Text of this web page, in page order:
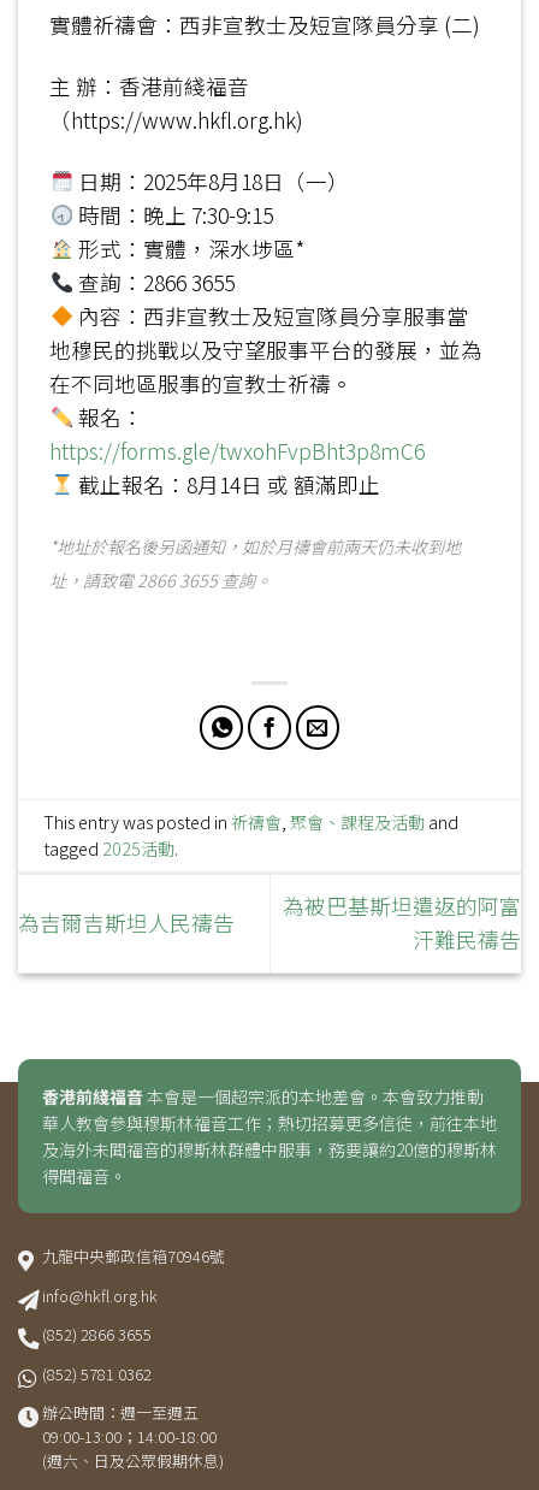
實體祈禱會：西非宣教士及短宣隊員分享 (二)
主 辦：香港前綫福音
（https://www.hkfl.org.hk)
日期：2025年8月18日（一）
時間：晚上 7:30-9:15
形式：實體，深水埗區*
查詢：2866 3655
內容：西非宣教士及短宣隊員分享服事當
地穆民的挑戰以及守望服事平台的發展，並為
在不同地區服事的宣教士祈禱。
報名：
https://forms.gle/twxohFvpBht3p8mC6
截止報名：8月14日 或 額滿即止
*地址於報名後另函通知，如於月禱會前兩天仍未收到地
址，請致電 2866 3655 查詢。
This entry was posted in祈禱會 ,聚會、課程及活動 and
tagged 2025活動.
為吉爾吉斯坦人民禱告
為被巴基斯坦遣返的阿富
汗難民禱告
香港前綫福音本會是一個超宗派的本地差會。本會致力推動
華人教會參與穆斯林福音工作；熱切招募更多信徒，前往本地
及海外未聞福音的穆斯林群體中服事，務要讓約20億的穆斯林
得聞福音。
九龍中央郵政信箱70946號
info@hkfl.org.hk
(852) 2866 3655
(852) 5781 0362
辦公時間：週一至週五
09:00-13:00；14:00-18:00
(週六、日及公眾假期休息)